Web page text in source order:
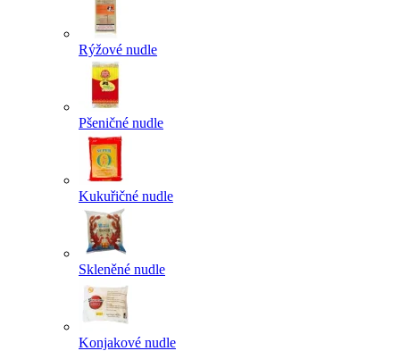
Rýžové nudle
Pšeničné nudle
Kukuřičné nudle
Skleněné nudle
Konjakové nudle